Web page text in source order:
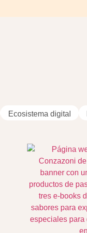
Ecosistema digital